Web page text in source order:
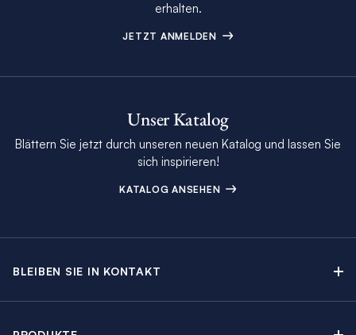
erhalten.
JETZT ANMELDEN
Unser Katalog
Blättern Sie jetzt durch unseren neuen Katalog und lassen Sie
sich inspirieren!
KATALOG ANSEHEN
BLEIBEN SIE IN KONTAKT